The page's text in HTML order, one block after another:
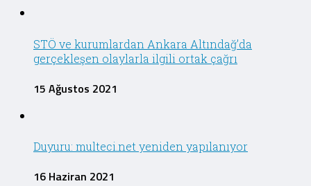
STÖ ve kurumlardan Ankara Altındağ’da
gerçekleşen olaylarla ilgili ortak çağrı
15 Ağustos 2021
Duyuru: multeci.net yeniden yapılanıyor
16 Haziran 2021